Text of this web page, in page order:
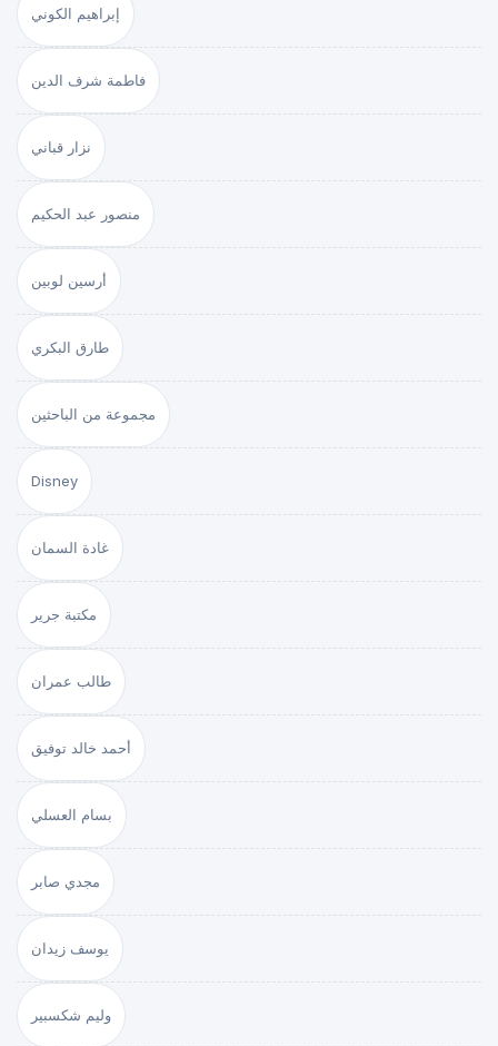
إبراهيم الكوني
فاطمة شرف الدين
نزار قباني
منصور عبد الحكيم
أرسين لوبين
طارق البكري
مجموعة من الباحثين
Disney
غادة السمان
مكتبة جرير
طالب عمران
أحمد خالد توفيق
بسام العسلي
مجدي صابر
يوسف زيدان
وليم شكسبير